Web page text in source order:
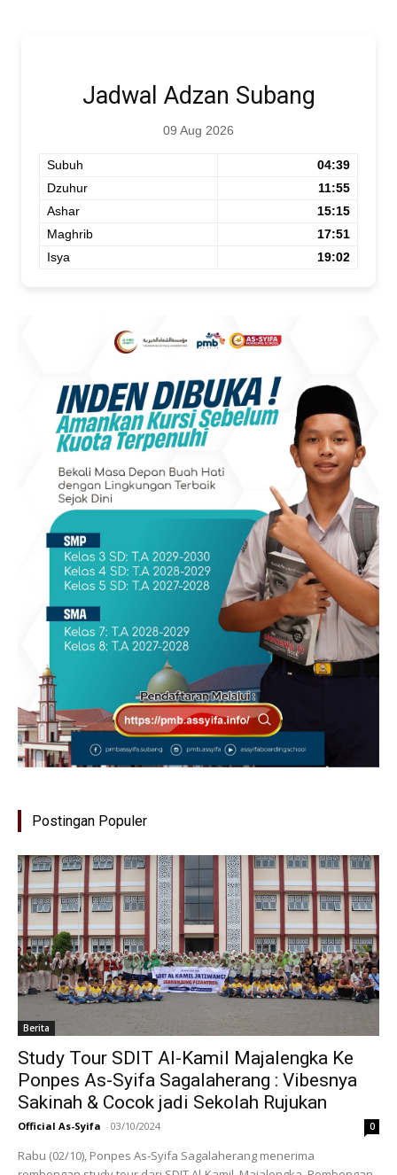
Jadwal Adzan Subang
09 Aug 2026
Subuh
04:39
Dzuhur
11:55
Ashar
15:15
Maghrib
17:51
Isya
19:02
Postingan Populer
Berita
Study Tour SDIT Al-Kamil Majalengka Ke
Ponpes As-Syifa Sagalaherang : Vibesnya
Sakinah & Cocok jadi Sekolah Rujukan
Official As-Syifa - 03/10/2024 0
Rabu (02/10), Ponpes As-Syifa Sagalaherang menerima